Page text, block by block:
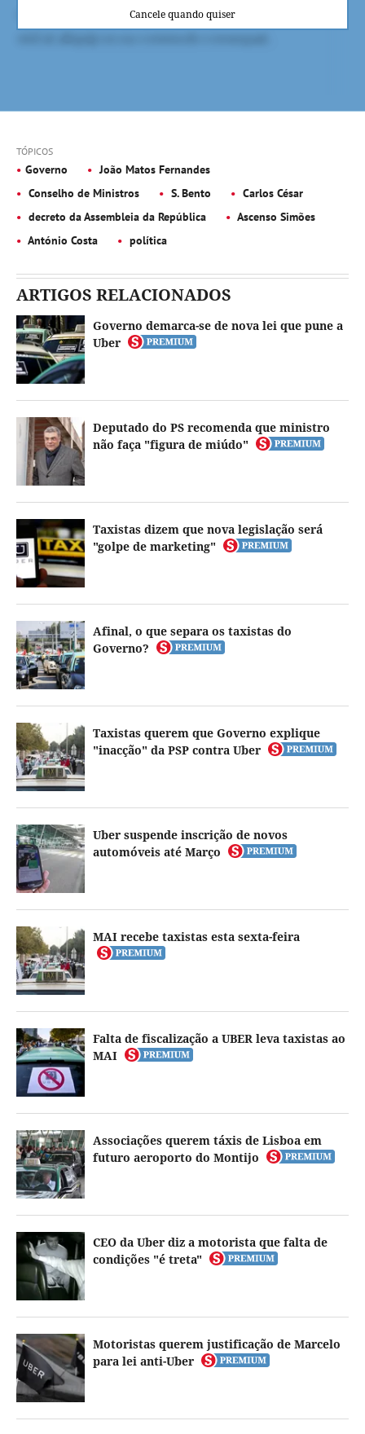
Cancele quando quiser
TÓPICOS
Governo
João Matos Fernandes
Conselho de Ministros
S. Bento
Carlos César
decreto da Assembleia da República
Ascenso Simões
António Costa
política
ARTIGOS RELACIONADOS
Governo demarca-se de nova lei que pune a
Uber
Deputado do PS recomenda que ministro
não faça "figura de miúdo"
Taxistas dizem que nova legislação será
"golpe de marketing"
Afinal, o que separa os taxistas do
Governo?
Taxistas querem que Governo explique
"inacção" da PSP contra Uber
Uber suspende inscrição de novos
automóveis até Março
MAI recebe taxistas esta sexta-feira
Falta de fiscalização a UBER leva taxistas ao
MAI
Associações querem táxis de Lisboa em
futuro aeroporto do Montijo
CEO da Uber diz a motorista que falta de
condições "é treta"
Motoristas querem justificação de Marcelo
para lei anti-Uber